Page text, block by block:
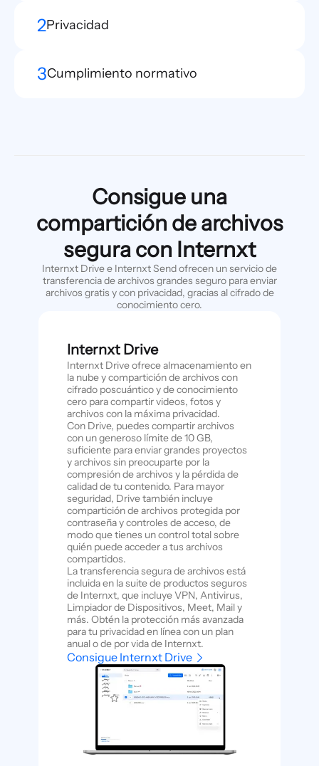
2Privacidad
3Cumplimiento normativo
Consigue una
compartición de archivos
segura con Internxt
Internxt Drive e Internxt Send ofrecen un servicio de
transferencia de archivos grandes seguro para enviar
archivos gratis y con privacidad, gracias al cifrado de
conocimiento cero.
Internxt Drive
Internxt Drive ofrece almacenamiento en
la nube y compartición de archivos con
cifrado poscuántico y de conocimiento
cero para compartir videos, fotos y
archivos con la máxima privacidad.
Con Drive, puedes compartir archivos
con un generoso límite de 10 GB,
suficiente para enviar grandes proyectos
y archivos sin preocuparte por la
compresión de archivos y la pérdida de
calidad de tu contenido. Para mayor
seguridad, Drive también incluye
compartición de archivos protegida por
contraseña y controles de acceso, de
modo que tienes un control total sobre
quién puede acceder a tus archivos
compartidos.
La transferencia segura de archivos está
incluida en la suite de productos seguros
de Internxt, que incluye VPN, Antivirus,
Limpiador de Dispositivos, Meet, Mail y
más. Obtén la protección más avanzada
para tu privacidad en línea con un plan
anual o de por vida de Internxt.
Consigue Internxt Drive